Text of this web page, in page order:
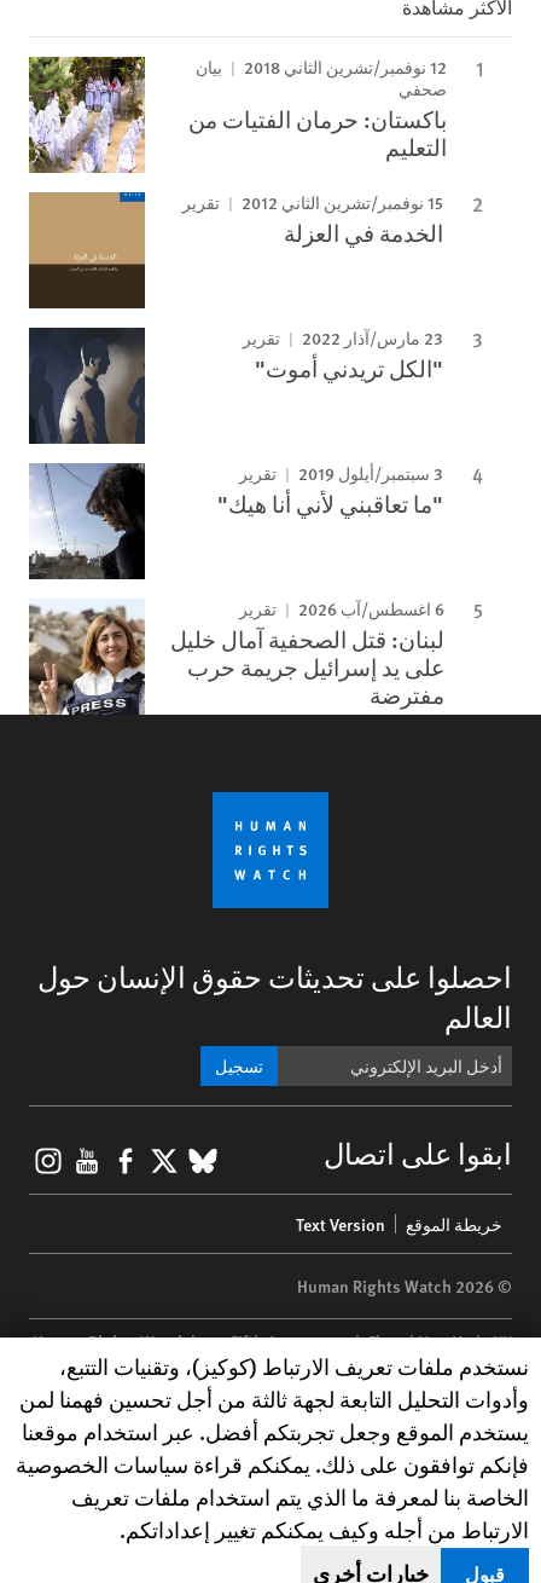
الأكثر مشاهدة
12 نوفمبر/تشرين الثاني 2018
بيان
صحفي
باكستان: حرمان الفتيات من
التعليم
15 نوفمبر/تشرين الثاني 2012 تقرير
الخدمة في العزلة
23 مارس/آذار 2022 تقرير
"الكل تريدني أموت"
3 سبتمبر/أيلول 2019 تقرير
"ما تعاقبني لأني أنا هيك"
6 اغسطس/آب 2026 تقرير
لبنان: قتل الصحفية آمال خليل
على يد إسرائيل جريمة حرب
مفترضة
احصلوا على تحديثات حقوق الإنسان حول
العالم
تسجيل
ابقوا على اتصال BlueSky
X
menu
خريطة الموقع Text Version
© 2026 Human Rights Watch
Human Rights Watch| 350 Fifth Avenue, 34th Floor | New York,NY
10118-3299 USA|t 1.212.290.4700
Human Rights Watchis a 501(C)(3) nonprofit registered in the US
under EIN: 13-2875808
Human Rights Watch cookie preferences
نستخدم ملفات تعريف الارتباط (كوكيز)، وتقنيات التتبع،
وأدوات التحليل التابعة لجهة ثالثة من أجل تحسين فهمنا لمن
يستخدم الموقع وجعل تجربتكم أفضل. عبر استخدام موقعنا
فإنكم توافقون على ذلك. يمكنكم قراءة سياسات الخصوصية
الخاصة بنا لمعرفة ما الذي يتم استخدام ملفات تعريف
الارتباط من أجله وكيف يمكنكم تغيير إعداداتكم.
قبول خيارات أخرى